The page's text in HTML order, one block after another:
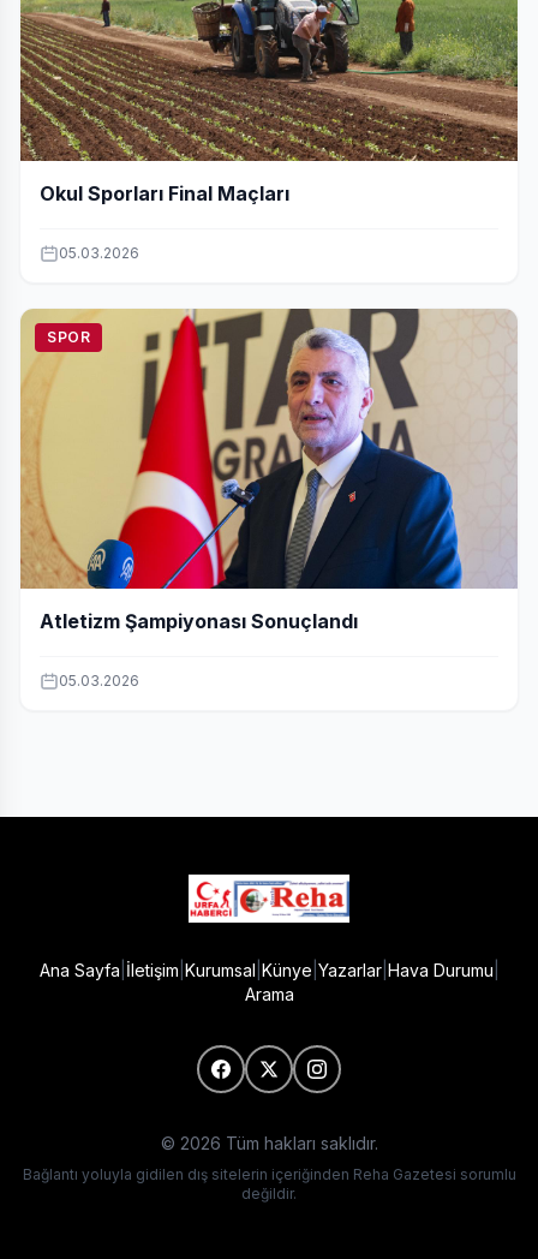
Okul Sporları Final Maçları
05.03.2026
SPOR
Atletizm Şampiyonası Sonuçlandı
05.03.2026
Ana Sayfa İletişim Kurumsal Künye Yazarlar| Hava Durumu
Arama
© 2026 Tüm hakları saklıdır.
Bağlantı yoluyla gidilen dış sitelerin içeriğinden Reha Gazetesi sorumlu
değildir.